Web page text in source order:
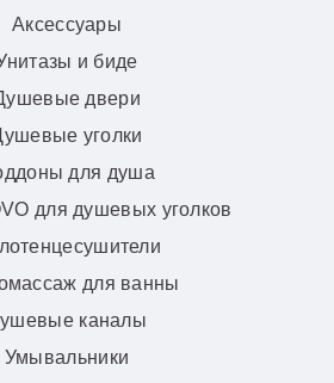
Аксессуары
и биде
двери
уголки
для душа
для душевых уголков
для ванны
каналы
Умывальники